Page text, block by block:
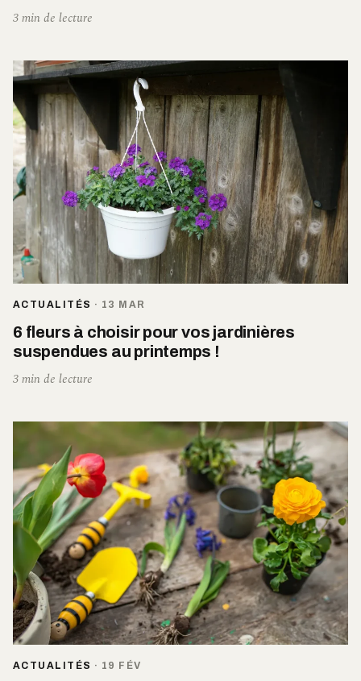
3 min de lecture
ACTUALITÉS · 13 MAR
6 fleurs à choisir pour vos jardinières
suspendues au printemps !
3 min de lecture
ACTUALITÉS · 19 FÉV